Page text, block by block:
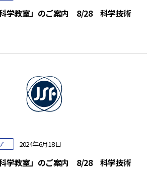
学教室」のご案内 8/28 科学技術
2024年6月18日
学教室」のご案内 8/28 科学技術